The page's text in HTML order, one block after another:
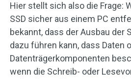
Hier stellt sich also die Frage:
SSD sicher aus einem PC
bekannt, dass der Ausbau der
dazu führen kann, dass Daten
Datenträgerkomponenten
wenn die Schreib- oder